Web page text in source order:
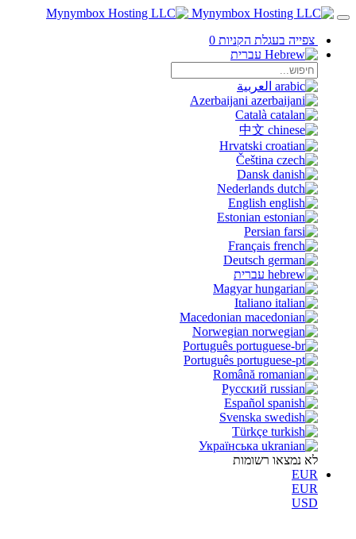
צפייה בעגלת הקניות 0
עברית
العربية
Azerbaijani
Català
中文
Hrvatski
Čeština
Dansk
Nederlands
English
Estonian
Persian
Français
Deutsch
עברית
Magyar
Italiano
Macedonian
Norwegian
Português
Português
Română
Русский
Español
Svenska
Türkçe
Українська
לא נמצאו רשומות
EUR
EUR
USD